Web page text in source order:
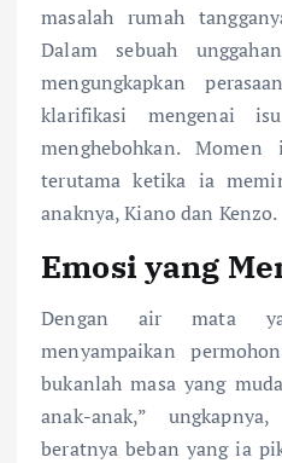
masalah rumah
Dalam sebuah
mengungkapkan
klarifikasi mengenai
menghebohkan.
terutama ketika ia
anaknya, Kiano dan Kenzo.
Emosi yang
Dengan air mata
menyampaikan
bukanlah masa yang
anak-anak,”
beratnya beban yang ia